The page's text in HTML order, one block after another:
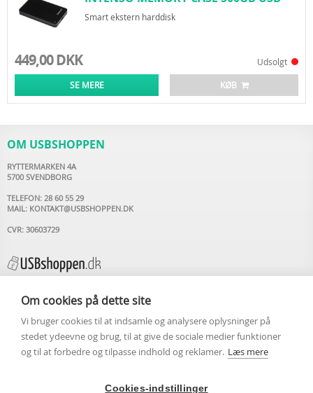
3.0, SORT
Smart ekstern harddisk
449,00 DKK Udsolgt
SE MERE KØB
OM USBSHOPPEN
RYTTERMARKEN 4A
5700 SVENDBORG
TELEFON: 28 60 55 29
MAIL: KONTAKT@USBSHOPPEN.DK
CVR: 30603729
INFORMATION
USB STIK MED LOGO
Om cookies på dette site
Vi bruger cookies til at indsamle og analysere oplysninger på
stedet ydeevne og brug, til at give de sociale medier funktioner
og til at forbedre og tilpasse indhold og reklamer. Læs mere
Cookies-indstillinger